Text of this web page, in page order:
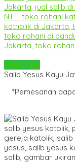
Whatsapp
Salib Yesus Kayu
*Pemesanan